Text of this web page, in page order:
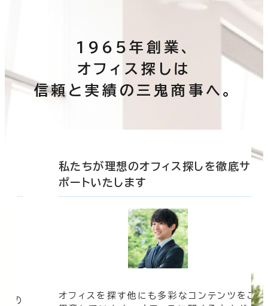
1965年創業、
オフィス探しは
信頼と実績の三鬼商事へ。
の
私たちが理想のオフィス探しを徹底サ
ポートいたします
オフィスを探す他にも多彩なコンテンツをご